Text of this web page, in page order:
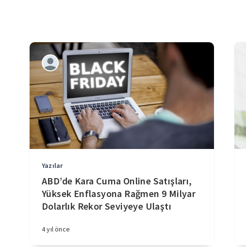
Yazılar
ABD’de Kara Cuma Online Satışları,
Yüksek Enflasyona Rağmen 9 Milyar
Dolarlık Rekor Seviyeye Ulaştı
4 yıl önce